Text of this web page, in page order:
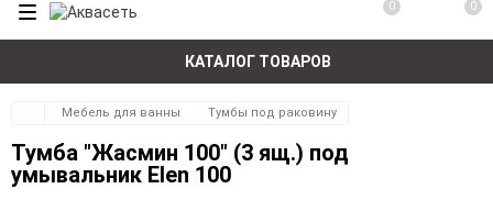
КАТАЛОГ ТОВАРОВ
0 0
Мебель для ванны Тумбы под раковину
Тумба "Жасмин 100" (3 ящ.) под
умывальник Elen 100